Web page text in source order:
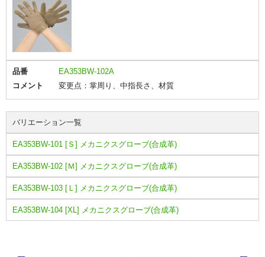
品番
EA353BW-102A
コメント
変更点：掌周り、中指長さ、材質
バリエーション一覧
EA353BW-101 [Ｓ] メカニクスグローブ(合成革)
EA353BW-102 [Ｍ] メカニクスグローブ(合成革)
EA353BW-103 [Ｌ] メカニクスグローブ(合成革)
EA353BW-104 [XL] メカニクスグローブ(合成革)